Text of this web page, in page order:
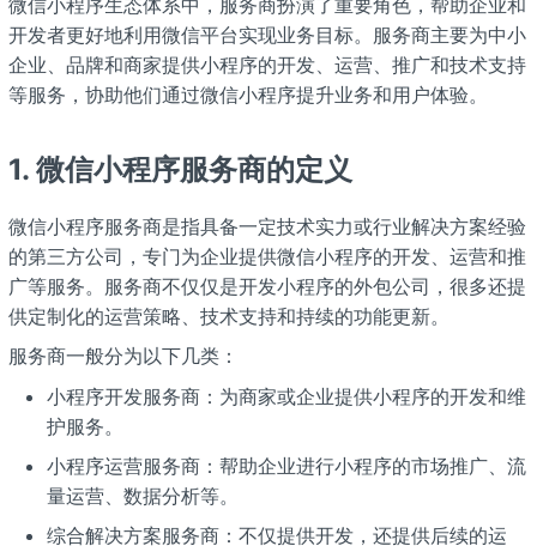
开发者更好地利用微信平台实现业务目标。服务商主要为中小
企业、品牌和商家提供小程序的开发、运营、推广和技术支持
等服务，协助他们通过微信小程序提升业务和用户体验。
1. 微信小程序服务商的定义
微信小程序服务商是指具备一定技术实力或行业解决方案经验
的第三方公司，专门为企业提供微信小程序的开发、运营和推
广等服务。服务商不仅仅是开发小程序的外包公司，很多还提
供定制化的运营策略、技术支持和持续的功能更新。
服务商一般分为以下几类：
小程序开发服务商：为商家或企业提供小程序的开发和维
护服务。
小程序运营服务商：帮助企业进行小程序的市场推广、流
量运营、数据分析等。
综合解决方案服务商：不仅提供开发，还提供后续的运